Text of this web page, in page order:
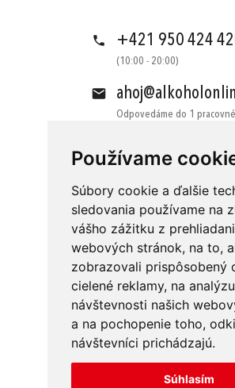
Používame
Súbory cookie a ďalšie
sledovania používame na
vášho zážitku z
webových stránok, na to,
zobrazovali prispôsobený
cielené reklamy, na analýzu
návštevnosti našich
a na pochopenie toho,
návštevníci prichádzajú.
Súhlasím
+421 950 424
(10:00 - 20:00)
Odpovedáme do 1
Obchodné podmienky
Ochrana osobných údajov
Odstúpenie od zmluvy
Reklamácie